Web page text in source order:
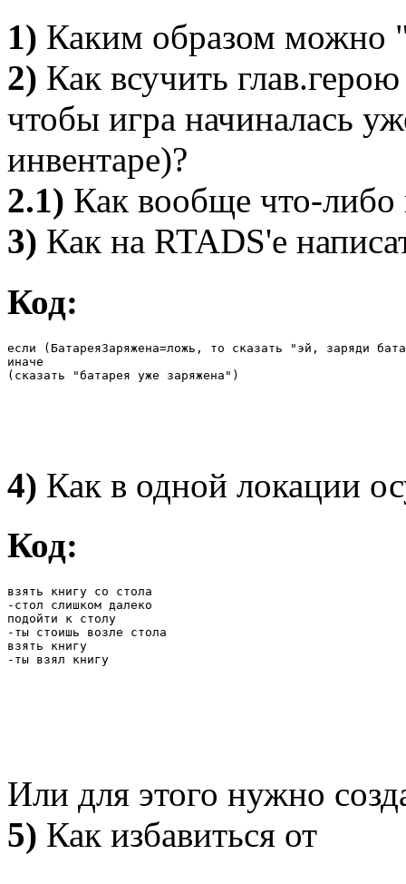
1) Каким образом можно
2) Как всучить
чтобы игра начиналась
инвентаре)?
2.1) Как вообще что-либо
3) Как на RTADS'е
Код:
если (БатареяЗаряжена=ложь, то сказать "эй, заряди
иначе
(сказать "батарея уже заряжена")
4) Как в одной локации
Код:
взять книгу со стола
-стол слишком далеко
подойти к столу
-ты стоишь возле стола
взять книгу
-ты взял книгу
Или для этого нужно
5) Как избавиться от